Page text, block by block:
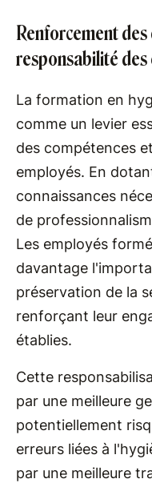
Renforcement
responsabilité des
La formation en
comme un levier
des compétences
employés. En
connaissances
de
Les employés
davantage
préservation de la
renforçant leur
établies.
Cette
par une meilleure
potentiellement
erreurs liées à
par une meilleure